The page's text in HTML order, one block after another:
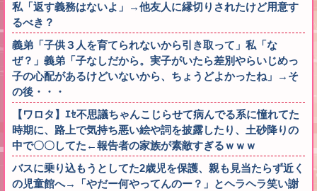
私「返す義務はないよ」→他友人に縁切りされたけど用意す
るべき？
義弟「子供３人を育てられないから引き取って」私「な
ぜ？」義弟「子なしだから。実子がいたら差別やらいじめっ
子の心配があるけどいないから、ちょうどよかったね」→そ
の後・・・
【ワロタ】ｴｾ不思議ちゃんこじらせて病んでる系に憧れてた
時期に、路上で気持ち悪い絵や詞を披露したり、土砂降りの
中で〇〇してた←報告者の家族が素敵すぎるｗｗｗ
バスに乗り込もうとしてた2歳児を保護、親も見当たらず近く
の児童館へ→「やだー何やってんのー？」とヘラヘラ笑い謝